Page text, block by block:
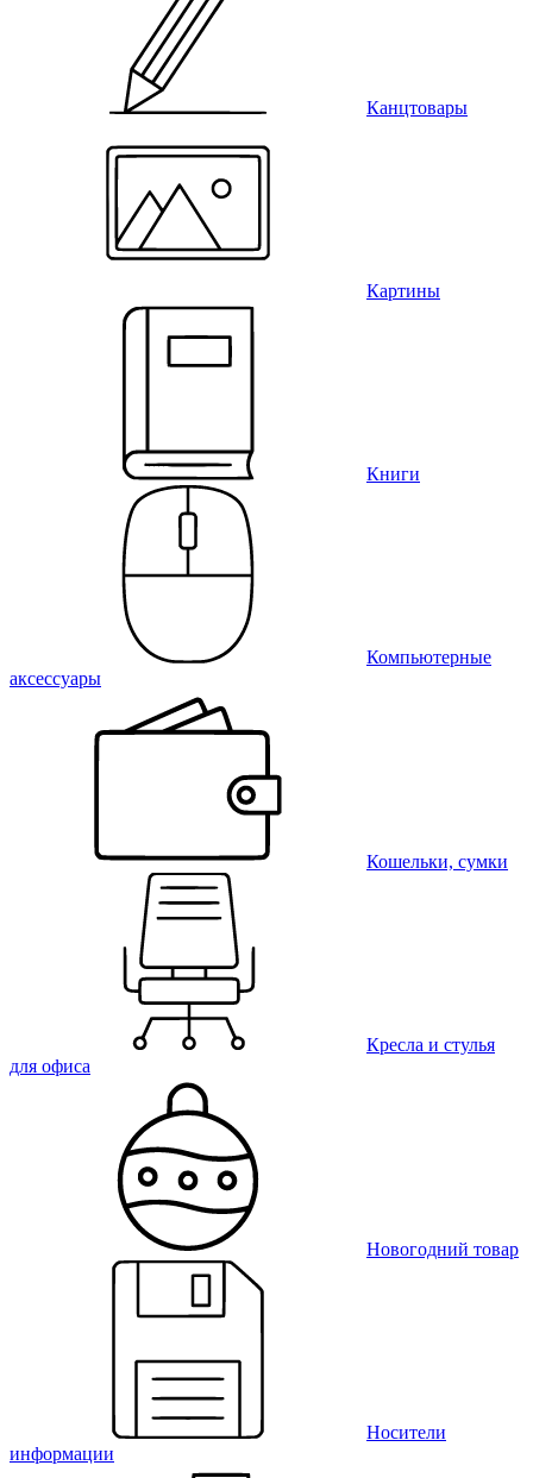
Канцтовары
Картины
Книги
Компьютерные
аксессуары
Кошельки, сумки
Кресла и стулья
для офиса
Новогодний товар
Носители
информации